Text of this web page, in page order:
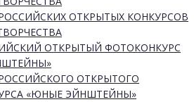
ОТКРЫТЫХ КОНКУРСОВ
ОТКРЫТЫЙ ФОТОКОНКУРС
ОТКРЫТОГО
«ЮНЫЕ ЭЙНШТЕЙНЫ»